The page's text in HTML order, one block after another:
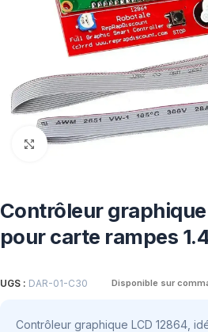
Click to enlarge
Contrôleur graphique
pour carte rampes
UGS : DAR-01-C30 Disponible sur
Contrôleur graphique LCD 12864,